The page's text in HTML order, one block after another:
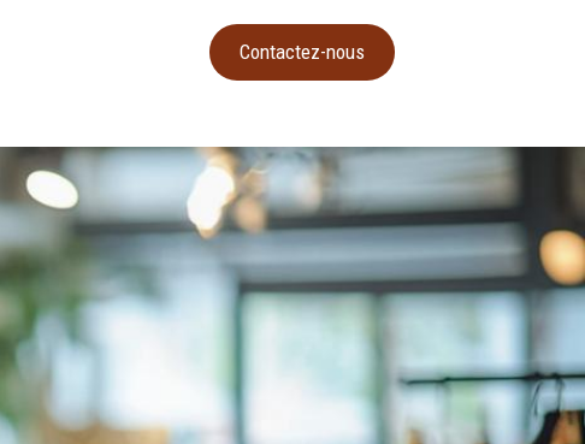
Contactez-nous